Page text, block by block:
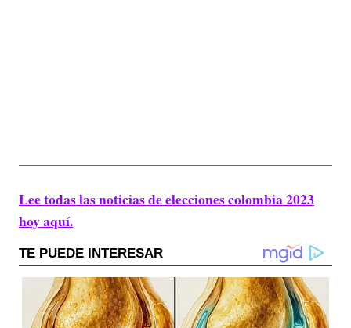
Lee todas las noticias de elecciones colombia 2023
hoy aquí.